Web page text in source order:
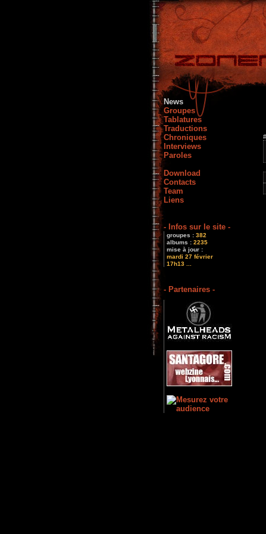
News
Groupes
Tablatures
Traductions
Chroniques
Interviews
Paroles
Download
Contacts
Team
Liens
- Infos sur le site -
groupes : 382
albums : 2235
mise à jour :
mardi 27 février
17h13 ...
- Partenaires -